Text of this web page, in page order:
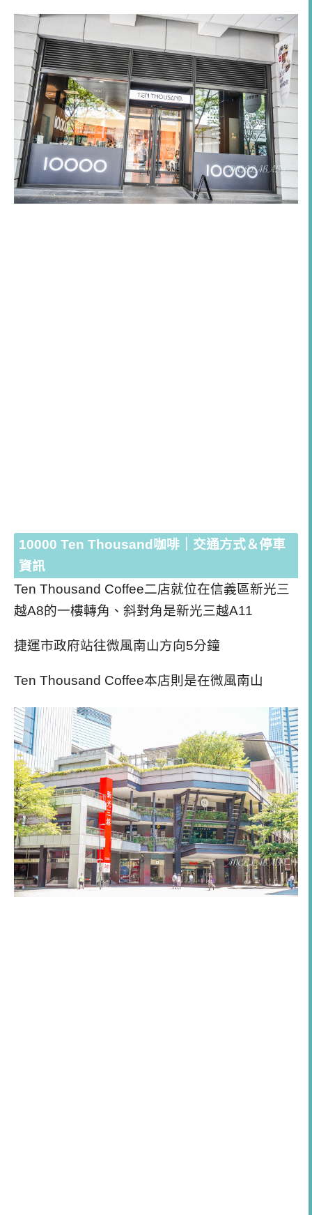
10000 Ten Thousand咖啡｜交通方式＆停車
資訊
Ten Thousand Coffee二店就位在信義區新光三
越A8的一樓轉角、斜對角是新光三越A11
捷運市政府站往微風南山方向5分鐘
Ten Thousand Coffee本店則是在微風南山